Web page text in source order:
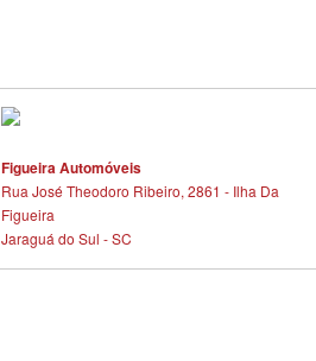
Figueira Automóveis
Rua José Theodoro Ribeiro, 2861 - Ilha Da
Figueira
Jaraguá do Sul - SC